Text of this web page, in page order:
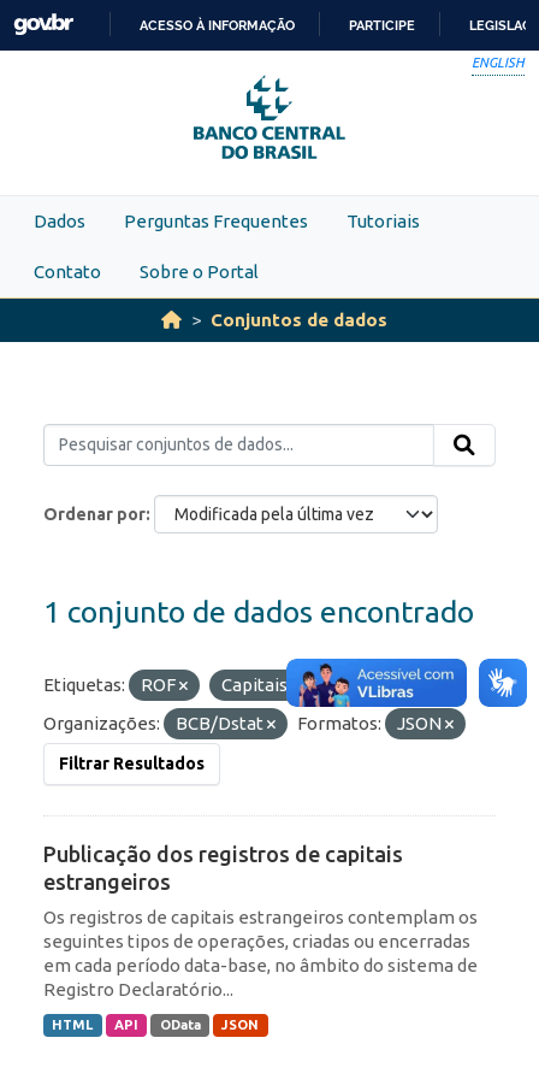
Skip to main content
PARA
O
CONTEÚDO
ACESSO À INFORMAÇÃO PARTICIPE
ENGLISH
Dados Perguntas Frequentes Tutoriais
Contato Sobre o Portal
Conjuntos de dados
Ordenar por
1 conjunto de dados encontrado
Etiquetas: ROF
Capitais Estrangeiros
Organizações:
BCB/Dstat Formatos: JSON
Filtrar Resultados
Publicação dos registros de capitais
estrangeiros
Os registros de capitais estrangeiros contemplam os
seguintes tipos de operações, criadas ou encerradas
em cada período data-base, no âmbito do sistema de
Registro Declaratório...
HTML API OData JSON